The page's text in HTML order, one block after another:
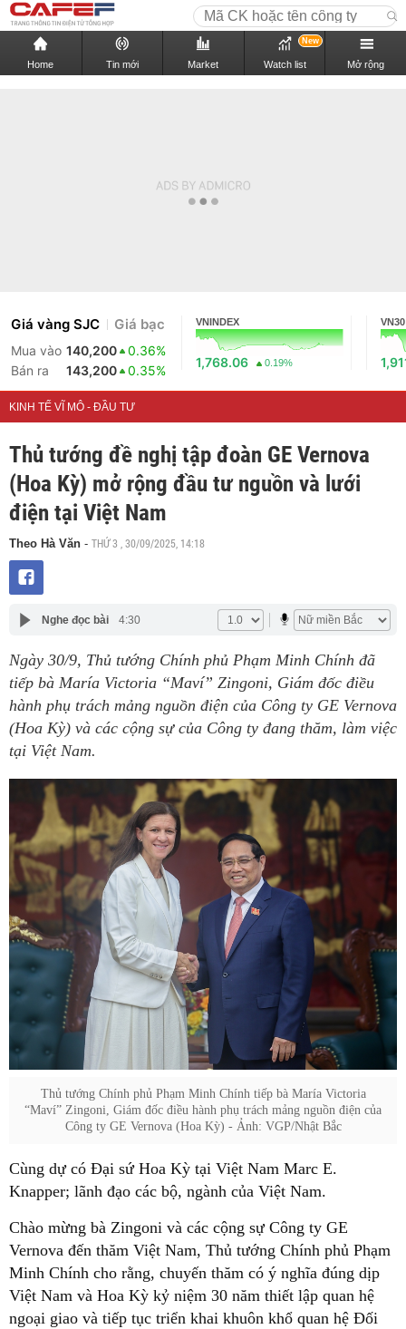
Home Tin mới Market Watch list
New
Mở rộng
Giá vàng SJC Giá bạc
Mua vào 140,200
0.36%
Bán ra
143,200 0.35%
VNINDEX
1,768.06 0.19%
VN30
KINH TẾ VĨ MÔ - ĐẦU TƯ
Thủ tướng đề nghị tập đoàn GE Vernova
(Hoa Kỳ) mở rộng đầu tư nguồn và lưới
điện tại Việt Nam
Theo Hà Văn - THỨ 3 , 30/09/2025, 14:18
Nghe đọc bài 4:30
Ngày 30/9, Thủ tướng Chính phủ Phạm Minh Chính đã
tiếp bà María Victoria “Maví” Zingoni, Giám đốc điều
hành phụ trách mảng nguồn điện của Công ty GE Vernova
(Hoa Kỳ) và các cộng sự của Công ty đang thăm, làm việc
tại Việt Nam.
Thủ tướng Chính phủ Phạm Minh Chính tiếp bà María Victoria
“Maví” Zingoni, Giám đốc điều hành phụ trách mảng nguồn điện của
Công ty GE Vernova (Hoa Kỳ) - Ảnh: VGP/Nhật Bắc
Cùng dự có Đại sứ Hoa Kỳ tại Việt Nam Marc E.
Knapper; lãnh đạo các bộ, ngành của Việt Nam.
Chào mừng bà Zingoni và các cộng sự Công ty GE
Vernova đến thăm Việt Nam, Thủ tướng Chính phủ Phạm
Minh Chính cho rằng, chuyến thăm có ý nghĩa đúng dịp
Việt Nam và Hoa Kỳ kỷ niệm 30 năm thiết lập quan hệ
ngoại giao và tiếp tục triển khai khuôn khổ quan hệ Đối